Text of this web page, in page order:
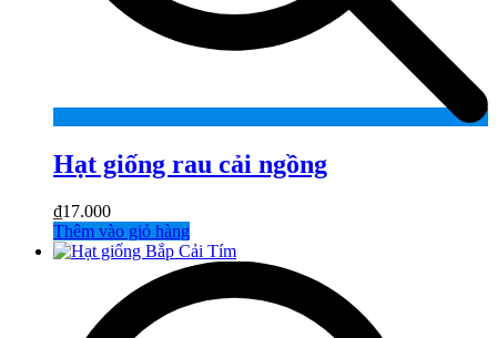
Hạt giống rau cải ngồng
₫17.000
Thêm vào giỏ hàng